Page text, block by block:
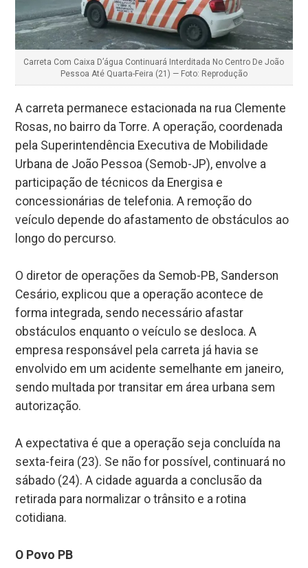
Carreta Com Caixa D’água Continuará Interditada No Centro De João
Pessoa Até Quarta-Feira (21) — Foto: Reprodução
A carreta permanece estacionada na rua Clemente
Rosas, no bairro da Torre. A operação, coordenada
pela Superintendência Executiva de Mobilidade
Urbana de João Pessoa (Semob-JP), envolve a
participação de técnicos da Energisa e
concessionárias de telefonia. A remoção do
veículo depende do afastamento de obstáculos ao
longo do percurso.
O diretor de operações da Semob-PB, Sanderson
Cesário, explicou que a operação acontece de
forma integrada, sendo necessário afastar
obstáculos enquanto o veículo se desloca. A
empresa responsável pela carreta já havia se
envolvido em um acidente semelhante em janeiro,
sendo multada por transitar em área urbana sem
autorização.
A expectativa é que a operação seja concluída na
sexta-feira (23). Se não for possível, continuará no
sábado (24). A cidade aguarda a conclusão da
retirada para normalizar o trânsito e a rotina
cotidiana.
O Povo PB